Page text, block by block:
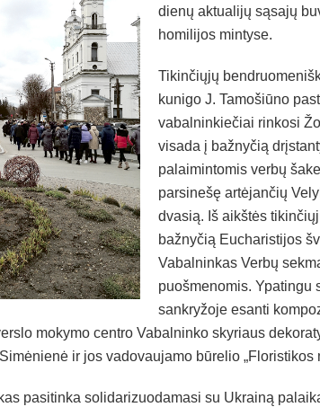
dienų aktualijų sąsajų
homilijos mintyse.
Tikinčiųjų
kunigo J. Tamošiūno
vabalninkiečiai rinkosi
visada į bažnyčią
palaimintomis verbų
parsinešę artėjančių
dvasią. Iš aikštės
bažnyčią Eucharistijos
Vabalninkas Verbų
puošmenomis. Ypatingu
sankryžoje esanti
mokymo centro Vabalninko skyriaus
ir jos vadovaujamo būrelio „Floristikos
pasitinka solidarizuodamasi su Ukrainą